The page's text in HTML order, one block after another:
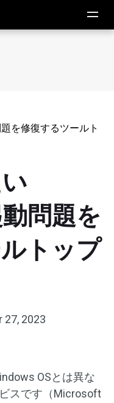
を修復するツールト
問題を
トップ
27, 2023
OSとは異な
スです（Microsoft